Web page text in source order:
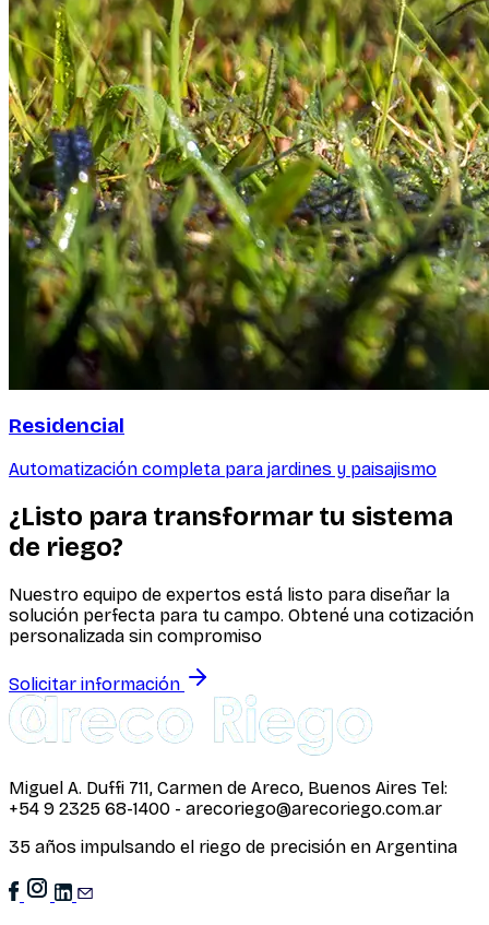
Residencial
Automatización completa para jardines y paisajismo
¿Listo para transformar tu sistema
de riego?
Nuestro equipo de expertos está listo para diseñar la
solución perfecta para tu campo. Obtené una cotización
personalizada sin compromiso
Solicitar información
Miguel A. Duffi 711, Carmen de Areco, Buenos Aires Tel:
+54 9 2325 68-1400 - arecoriego@arecoriego.com.ar
35 años impulsando el riego de precisión en Argentina